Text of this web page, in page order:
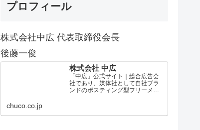
プロフィール
株式会社中広 代表取締役会長
後藤一俊
株式会社 中広
「中広」公式サイト｜総合広告会
社であり、媒体社として自社ブラ
ンドのポスティング型フリーメデ
chuco.co.jp